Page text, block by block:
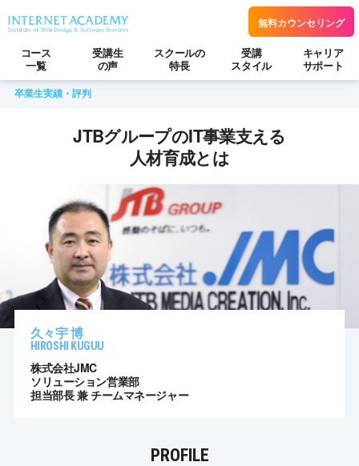
無料カウンセリング
コース
一覧
受講生
の声
スクールの
特長
受講
スタイル
キャリア
サポート
卒業生実績・評判
JTBグループのIT事業支える
人材育成とは
久々宇 博
HIROSHI KUGUU
株式会社JMC
ソリューション営業部
担当部長 兼 チームマネージャー
PROFILE